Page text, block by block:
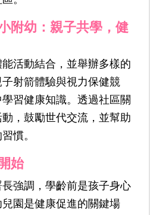
附幼 ： 親子共學，健
活動結合，並舉辦多樣的
射箭體驗與視力保健競
習健康知識。透過社區關
，鼓勵世代交流，並幫助
慣。
始
長強調，學齡前是孩子身心
園是健康促進的關鍵場